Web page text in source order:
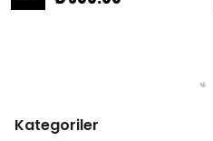
Kategoriler